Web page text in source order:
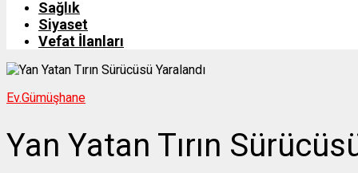
Sağlık
Siyaset
Vefat İlanları
Ev.Gümüşhane
Yan Yatan Tırın